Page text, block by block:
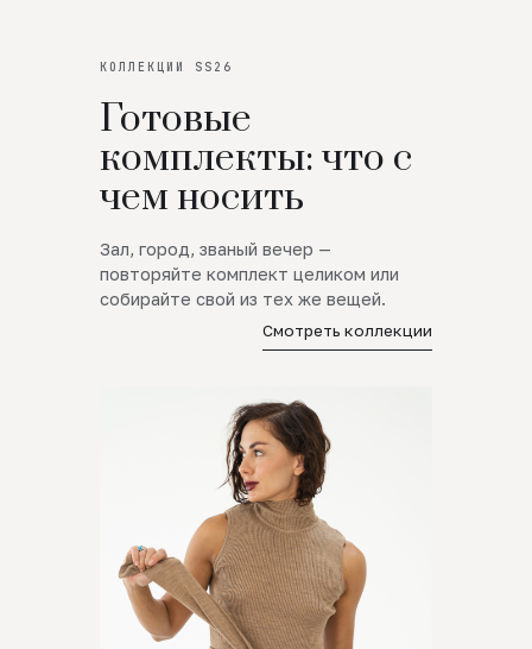
КОЛЛЕКЦИИ SS26
Готовые
комплекты: что с
чем носить
Зал, город, званый вечер —
повторяйте комплект целиком или
собирайте свой из тех же вещей.
Смотреть коллекции